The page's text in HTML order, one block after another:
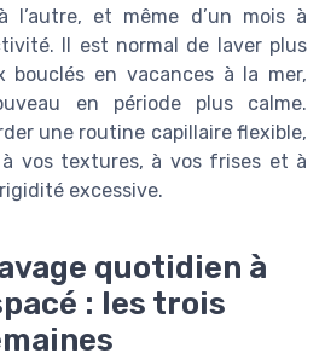
l’autre, et même d’un mois à
Il est normal de laver plus
bouclés en vacances à la mer,
en période plus calme.
une routine capillaire flexible,
à vos textures, à vos frises et à
excessive.
quotidien à
: les trois